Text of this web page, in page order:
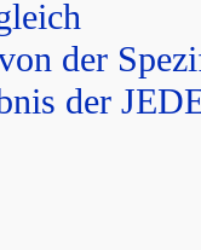
der
der